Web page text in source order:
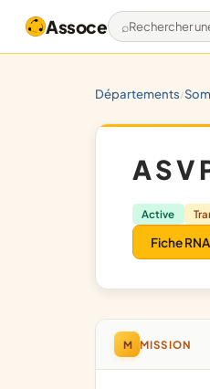
Assoce Rechercher
départements/
A S V
Active
Fiche RNA
M MISSION